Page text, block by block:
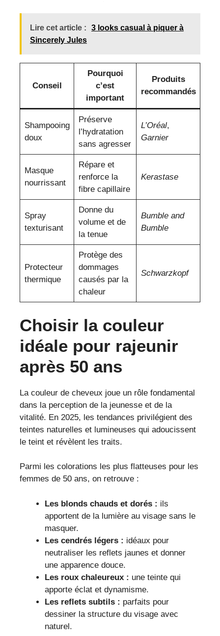
Lire cet article :
3 looks casual à piquer à
Sincerely Jules
Conseil
Pourquoi
c’est
important
Produits
recommandés
Shampooing
doux
Préserve
l’hydratation
sans agresser
L’Oréal,
Garnier
Masque
nourrissant
Répare et
renforce la
fibre capillaire
Kerastase
Spray
texturisant
Donne du
volume et de
la tenue
Bumble and
Bumble
Protecteur
thermique
Protège des
dommages
causés par la
chaleur
Schwarzkopf
Choisir la couleur
idéale pour rajeunir
après 50 ans
La couleur de cheveux joue un rôle fondamental
dans la perception de la jeunesse et de la
vitalité. En 2025, les tendances privilégient des
teintes naturelles et lumineuses qui adoucissent
le teint et révèlent les traits.
Parmi les colorations les plus flatteuses pour les
femmes de 50 ans, on retrouve :
Les blonds chauds et dorés : ils
apportent de la lumière au visage sans le
masquer.
Les cendrés légers : idéaux pour
neutraliser les reflets jaunes et donner
une apparence douce.
Les roux chaleureux : une teinte qui
apporte éclat et dynamisme.
Les reflets subtils : parfaits pour
dessiner la structure du visage avec
naturel.